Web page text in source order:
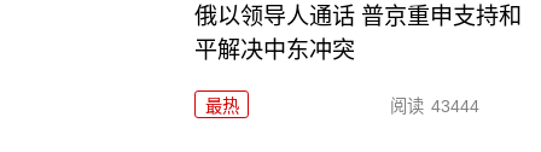
俄以领导人通话 普京重申支持和
平解决中东冲突
最热 阅读 43444